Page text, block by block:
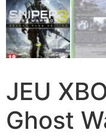
JEU
Ghost